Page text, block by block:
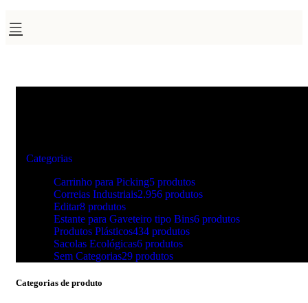
Categorias
Carrinho para Picking5 produtos
Correias Industriais2.956 produtos
Editar8 produtos
Estante para Gaveteiro tipo Bins6 produtos
Produtos Plásticos434 produtos
Sacolas Ecológicas6 produtos
Sem Categorias29 produtos
Categorias de produto